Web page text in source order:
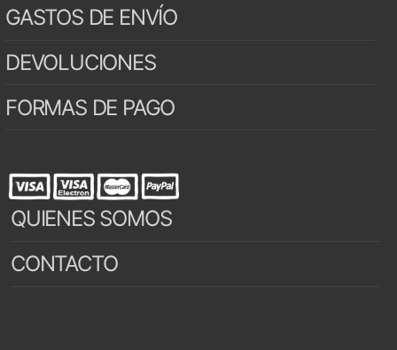
GASTOS DE ENVÍO
DEVOLUCIONES
FORMAS DE PAGO
QUIENES SOMOS
CONTACTO